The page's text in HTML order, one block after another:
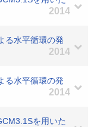
2014
る水平循環の発
2014
る水平循環の発
2014
を用いた